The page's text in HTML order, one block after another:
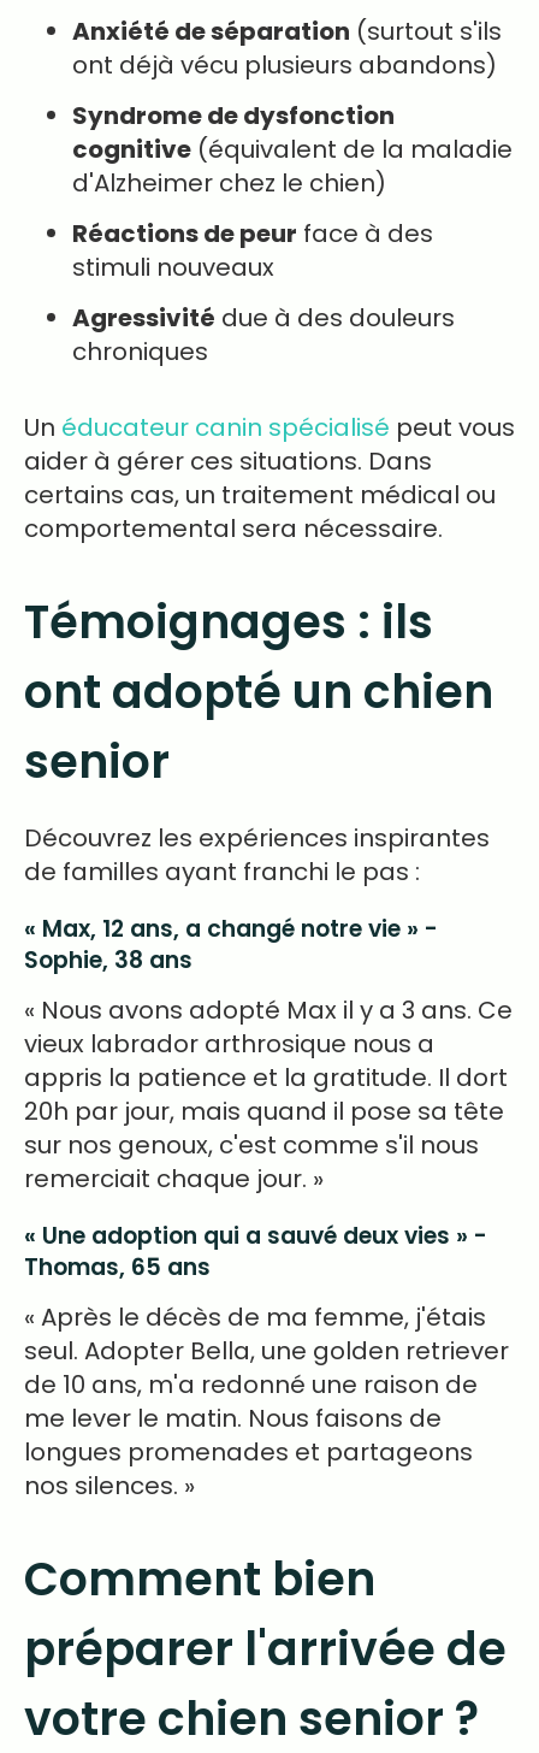
Anxiété de séparation (surtout s'ils
ont déjà vécu plusieurs abandons)
Syndrome de dysfonction
cognitive (équivalent de la maladie
d'Alzheimer chez le chien)
Réactions de peur face à des
stimuli nouveaux
Agressivité due à des douleurs
chroniques
Un éducateur canin spécialisé peut vous
aider à gérer ces situations. Dans
certains cas, un traitement médical ou
comportemental sera nécessaire.
Témoignages : ils
ont adopté un chien
senior
Découvrez les expériences inspirantes
de familles ayant franchi le pas :
« Max, 12 ans, a changé notre vie » -
Sophie, 38 ans
« Nous avons adopté Max il y a 3 ans. Ce
vieux labrador arthrosique nous a
appris la patience et la gratitude. Il dort
20h par jour, mais quand il pose sa tête
sur nos genoux, c'est comme s'il nous
remerciait chaque jour. »
« Une adoption qui a sauvé deux vies » -
Thomas, 65 ans
« Après le décès de ma femme, j'étais
seul. Adopter Bella, une golden retriever
de 10 ans, m'a redonné une raison de
me lever le matin. Nous faisons de
longues promenades et partageons
nos silences. »
Comment bien
préparer l'arrivée de
votre chien senior ?